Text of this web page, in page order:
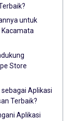
untuk
Kacamata
Store
Aplikasi
Terbaik?
Aplikasi